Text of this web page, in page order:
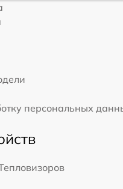
персональных